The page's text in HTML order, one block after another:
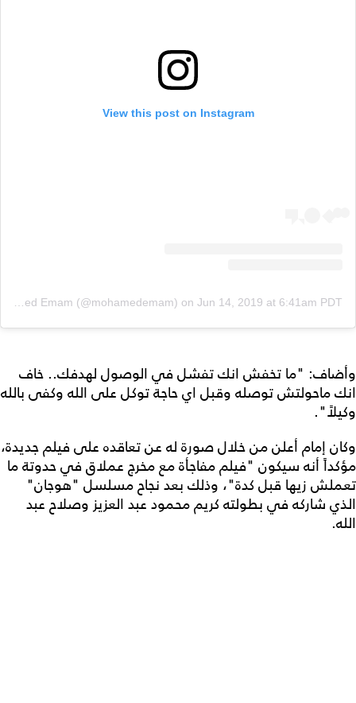
View this post on Instagram
on Jun 14, 2019 at 6:41am PDT
وأضاف: "ما تخفش انك تفشل في الوصول لهدفك.. خاف
انك ماحولتش توصله وقبل اي حاجة توكل على الله وكفى بالله
وكيلاً".
وكان إمام أعلن من خلال صورة له عن تعاقده على فيلم جديدة،
مؤكداً أنه سيكون "فيلم مفاجأة مع مخرج عملاق في حدوتة ما
تعملش زيها قبل كدة"، وذلك بعد نجاح مسلسل "هوجان"
الذي شاركه في بطولته كريم محمود عبد العزيز وصلاح عبد
الله.